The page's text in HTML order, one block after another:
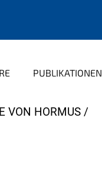
PUBLIKATIONEN
VON HORMUS